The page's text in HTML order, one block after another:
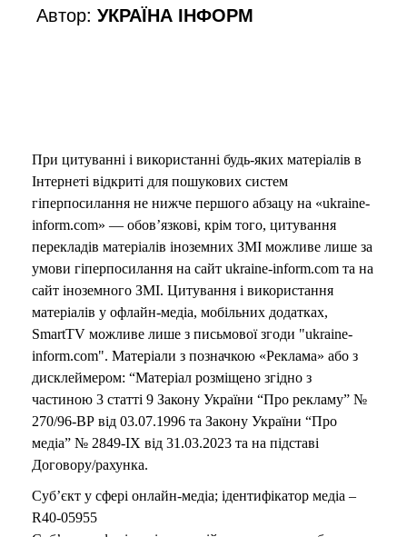
d
o
Автор:УКРАЇНА ІНФОРМ
При цитуванні і використанні будь-яких матеріалів в
Інтернеті відкриті для пошукових систем
гіперпосилання не нижче першого абзацу на «ukraine-
inform.com» — обов’язкові, крім того, цитування
перекладів матеріалів іноземних ЗМІ можливе лише за
умови гіперпосилання на сайт ukraine-inform.com та на
сайт іноземного ЗМІ. Цитування і використання
матеріалів у офлайн-медіа, мобільних додатках,
SmartTV можливе лише з письмової згоди "ukraine-
inform.com". Матеріали з позначкою «Реклама» або з
дисклеймером: “Матеріал розміщено згідно з
частиною 3 статті 9 Закону України “Про рекламу” №
270/96-ВР від 03.07.1996 та Закону України “Про
медіа” № 2849-IX від 31.03.2023 та на підставі
Договору/рахунка.
Суб’єкт у сфері онлайн-медіа; ідентифікатор медіа –
R40-05955